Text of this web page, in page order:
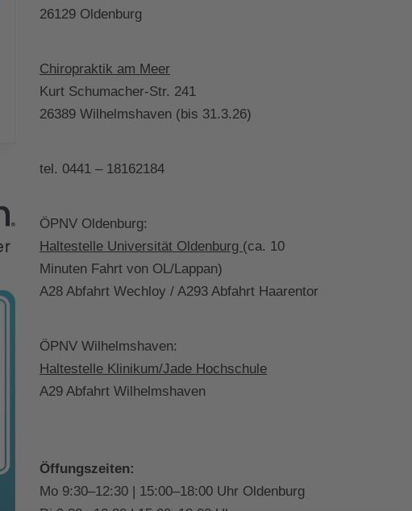
26129 Oldenburg
Chiropraktik am Meer
Kurt Schumacher-Str. 241
26389 Wilhelmshaven (bis 31.3.26)
tel. 0441 – 18162184
ÖPNV Oldenburg:
Haltestelle Universität Oldenburg (ca. 10
Minuten Fahrt von OL/Lappan)
A28 Abfahrt Wechloy / A293 Abfahrt Haarentor
ÖPNV Wilhelmshaven:
Haltestelle Klinikum/Jade Hochschule
A29 Abfahrt Wilhelmshaven
Öffungszeiten:
Mo 9:30–12:30 | 15:00–18:00 Uhr Oldenburg